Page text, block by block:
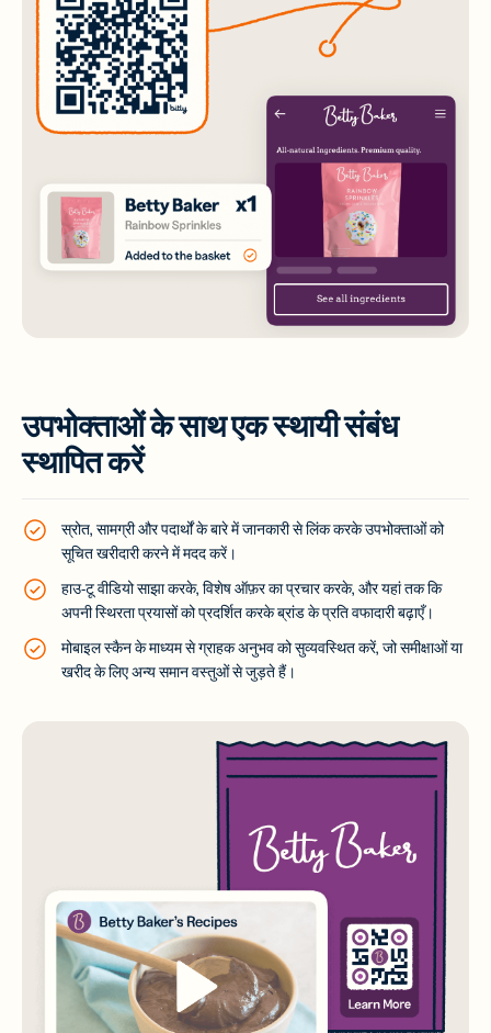
उपभोक्ताओं के साथ एक स्थायी संबंध
स्थापित करें
स्रोत, सामग्री और पदार्थों के बारे में जानकारी से लिंक करके उपभोक्ताओं को
सूचित खरीदारी करने में मदद करें।
हाउ-टू वीडियो साझा करके, विशेष ऑफ़र का प्रचार करके, और यहां तक कि
अपनी स्थिरता प्रयासों को प्रदर्शित करके ब्रांड के प्रति वफादारी बढ़ाएँ।
मोबाइल स्कैन के माध्यम से ग्राहक अनुभव को सुव्यवस्थित करें, जो समीक्षाओं या
खरीद के लिए अन्य समान वस्तुओं से जुड़ते हैं।